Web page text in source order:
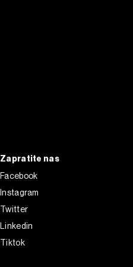
Zapratite nas
Facebook
Instagram
Twitter
Linkedin
Tiktok